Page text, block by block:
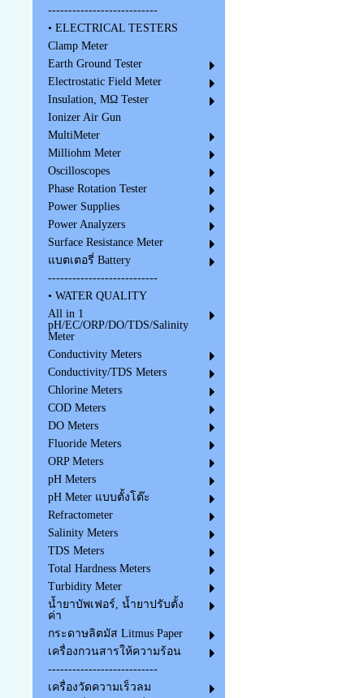
---------------------------
• ELECTRICAL TESTERS
Clamp Meter
Earth Ground Tester
Electrostatic Field Meter
Insulation, MΩ Tester
Ionizer Air Gun
MultiMeter
Milliohm Meter
Oscilloscopes
Phase Rotation Tester
Power Supplies
Power Analyzers
Surface Resistance Meter
แบตเตอรี่ Battery
---------------------------
• WATER QUALITY
All in 1
pH/EC/ORP/DO/TDS/Salinity
Meter
Conductivity Meters
Conductivity/TDS Meters
Chlorine Meters
COD Meters
DO Meters
Fluoride Meters
ORP Meters
pH Meters
pH Meter แบบตั้งโต๊ะ
Refractometer
Salinity Meters
TDS Meters
Total Hardness Meters
Turbidity Meter
น้ำยาบัพเฟอร์, น้ำยาปรับตั้ง
ค่า
กระดาษลิตมัส Litmus Paper
เครื่องกวนสารให้ความร้อน
---------------------------
เครื่องวัดความเร็วลม